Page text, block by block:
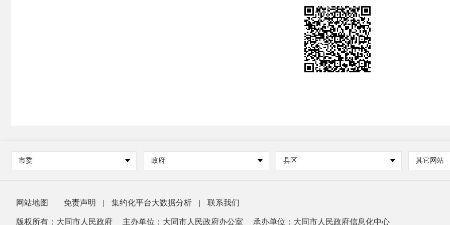
市委 政府 县区 其它网站
网站地图 | 免责声明 | 集约化平台大数据分析 | 联系我们
版权所有：大同市人民政府 主办单位：大同市人民政府办公室 承办单位：大同市人民政府信息化中心